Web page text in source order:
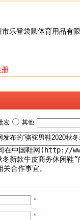
乐登袋鼠体育用品有
册
发 其他
*
*